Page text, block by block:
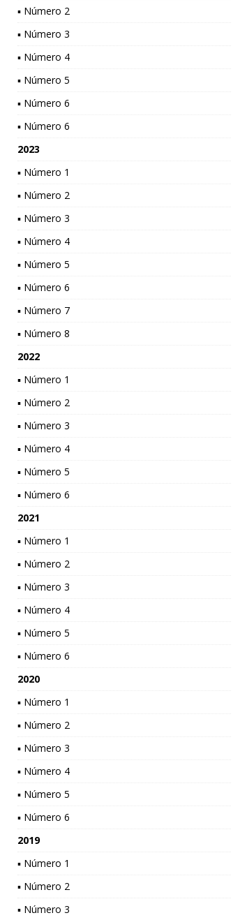
▪ Número 2
▪ Número 3
▪ Número 4
▪ Número 5
▪ Número 6
▪ Número 6
2023
▪ Número 1
▪ Número 2
▪ Número 3
▪ Número 4
▪ Número 5
▪ Número 6
▪ Número 7
▪ Número 8
2022
▪ Número 1
▪ Número 2
▪ Número 3
▪ Número 4
▪ Número 5
▪ Número 6
2021
▪ Número 1
▪ Número 2
▪ Número 3
▪ Número 4
▪ Número 5
▪ Número 6
2020
▪ Número 1
▪ Número 2
▪ Número 3
▪ Número 4
▪ Número 5
▪ Número 6
2019
▪ Número 1
▪ Número 2
▪ Número 3